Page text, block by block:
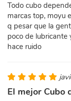
Todo cubo
marcas top, moyu
q pesar que la
poco de
hace ruido
El mejor Cubo